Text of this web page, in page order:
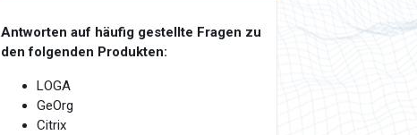
Antworten auf häufig gestellte Fragen zu
den folgenden Produkten:
LOGA
GeOrg
Citrix